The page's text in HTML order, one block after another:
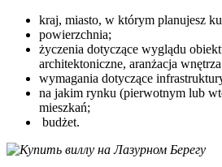
kraj, miasto, w którym planujesz
powierzchnia;
życzenia dotyczące wyglądu
architektoniczne, aranżacja
wymagania dotyczące
na jakim rynku (pierwotnym lub
mieszkań;
budżet.